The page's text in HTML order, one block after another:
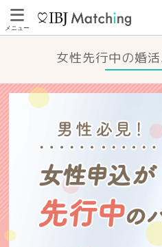
メニュー
女性先行中の婚